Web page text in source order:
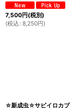
7,500円(税別)
(税込 : 8,250円)
☆新成虫☆サビイロカブ